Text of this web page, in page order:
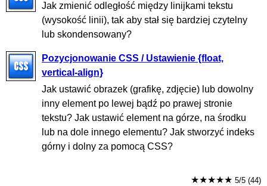
Jak zmienić odległość między linijkami tekstu
(wysokość linii), tak aby stał się bardziej czytelny
lub skondensowany?
Pozycjonowanie CSS / Ustawienie {float,
vertical-align}
Jak ustawić obrazek (grafikę, zdjęcie) lub dowolny
inny element po lewej bądź po prawej stronie
tekstu? Jak ustawić element na górze, na środku
lub na dole innego elementu? Jak stworzyć indeks
górny i dolny za pomocą CSS?
★★★★★ 5/5 (44)